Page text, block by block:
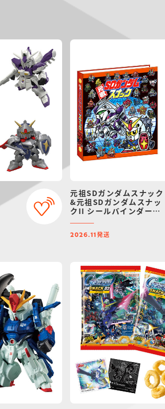
元祖SDガンダムスナック
&元祖SDガンダムスナッ
クII シールバインダー
2026.11 発送